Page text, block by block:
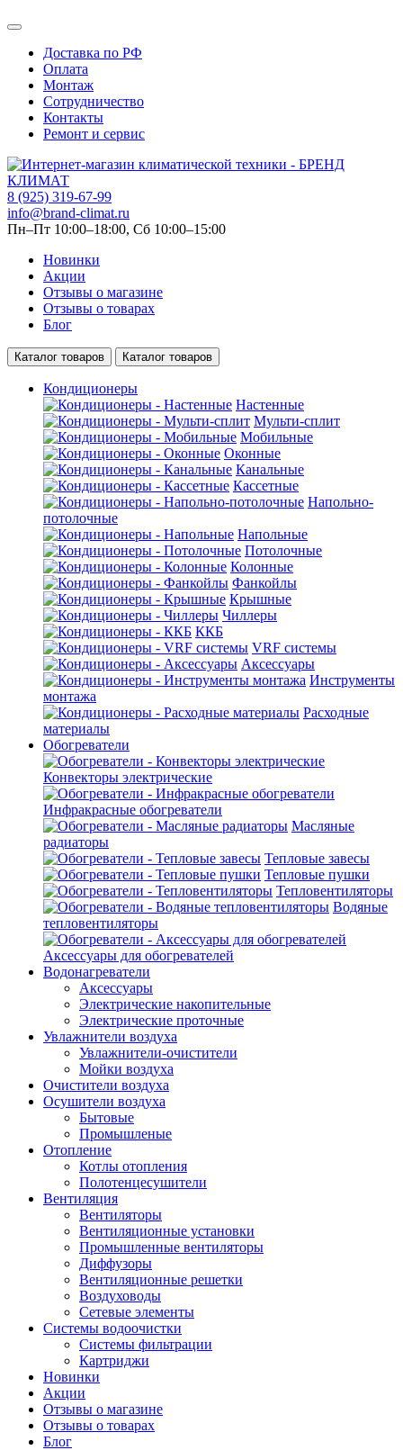
Доставка по РФ
Оплата
Монтаж
Сотрудничество
Контакты
Ремонт и сервис
8 (925) 319-67-99
info@brand-climat.ru
Пн–Пт 10:00–18:00, Сб 10:00–15:00
Новинки
Акции
Отзывы о магазине
Отзывы о товарах
Блог
Каталог товаров Каталог товаров
Кондиционеры
Настенные
Мульти-сплит
Мобильные
Оконные
Канальные
Кассетные
Напольно-
потолочные
Напольные
Потолочные
Колонные
Фанкойлы
Крышные
Чиллеры
ККБ
VRF системы
Аксессуары
Инструменты
монтажа
Расходные
материалы
Обогреватели
Конвекторы электрические
Инфракрасные обогреватели
Масляные
радиаторы
Тепловые завесы
Тепловые пушки
Тепловентиляторы
Водяные
тепловентиляторы
Аксессуары для обогревателей
Водонагреватели
Аксессуары
Электрические накопительные
Электрические проточные
Увлажнители воздуха
Увлажнители-очистители
Мойки воздуха
Очистители воздуха
Осушители воздуха
Бытовые
Промышленые
Отопление
Котлы отопления
Полотенцесушители
Вентиляция
Вентиляторы
Вентиляционные установки
Промышленные вентиляторы
Диффузоры
Вентиляционные решетки
Воздуховоды
Сетевые элементы
Системы водоочистки
Системы фильтрации
Картриджи
Новинки
Акции
Отзывы о магазине
Отзывы о товарах
Блог